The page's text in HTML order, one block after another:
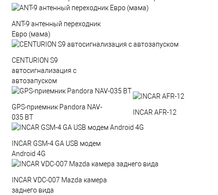
ANT-9 антенный переходник
Евро (мама)
CENTURION S9
автосигнализация с
автозапуском
GPS-приемник Pandora NAV-
035 BT
INCAR AFR-12
INCAR GSM-4 GA USB модем
Android 4G
INCAR VDC-007 Mazda камера
заднего вида